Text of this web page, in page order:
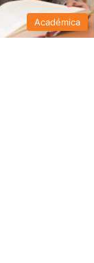
Académica